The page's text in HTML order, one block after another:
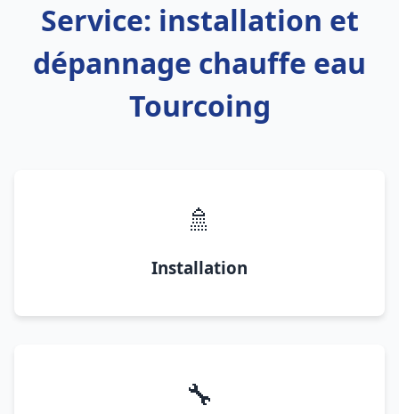
Service: installation et
dépannage chauffe eau
Tourcoing
🚿
Installation
🔧